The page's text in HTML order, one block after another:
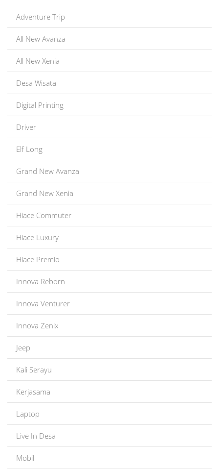
Adventure Trip
All New Avanza
All New Xenia
Desa Wisata
Digital Printing
Driver
Elf Long
Grand New Avanza
Grand New Xenia
Hiace Commuter
Hiace Luxury
Hiace Premio
Innova Reborn
Innova Venturer
Innova Zenix
Jeep
Kali Serayu
Kerjasama
Laptop
Live In Desa
Mobil